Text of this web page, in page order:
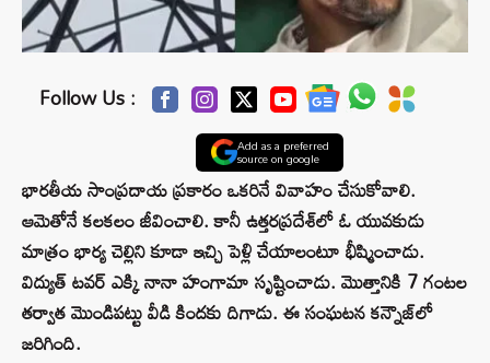
Follow Us :
Add as a preferred
source on google
భారతీయ సాంప్రదాయ ప్రకారం ఒకరినే వివాహం చేసుకోవాలి.
ఆమెతోనే కలకలం జీవించాలి. కానీ ఉత్తరప్రదేశ్‌లో ఓ యువకుడు
మాత్రం భార్య చెల్లిని కూడా ఇచ్చి పెళ్లి చేయాలంటూ భీష్మించాడు.
విద్యుత్ టవర్ ఎక్కి నానా హంగామా సృష్టించాడు. మొత్తానికి 7 గంటల
తర్వాత మొండిపట్టు వీడి కిందకు దిగాడు. ఈ సంఘటన కన్నౌజ్‌లో
జరిగింది.